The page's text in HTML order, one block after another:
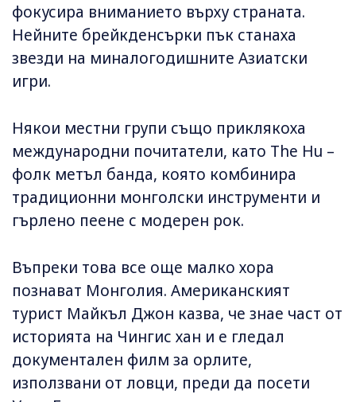
фокусира вниманието върху страната.
Нейните брейкденсърки пък станаха
звезди на миналогодишните Азиатски
игри.
Някои местни групи също приклякоха
международни почитатели, като The Hu –
фолк метъл банда, която комбинира
традиционни монголски инструменти и
гърлено пеене с модерен рок.
Въпреки това все още малко хора
познават Монголия. Американският
турист Майкъл Джон казва, че знае част от
историята на Чингис хан и е гледал
документален филм за орлите,
използвани от ловци, преди да посети